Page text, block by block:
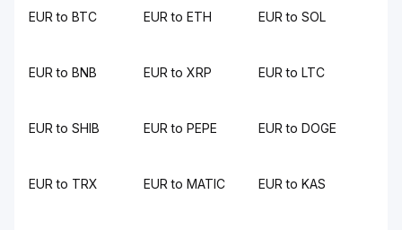
EUR to BTC EUR to ETH EUR to SOL
EUR to BNB EUR to XRP EUR to LTC
EUR to SHIB EUR to PEPE EUR to DOGE
EUR to TRX EUR to MATIC EUR to KAS